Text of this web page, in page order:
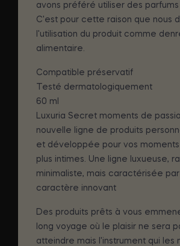
avons préféré utiliser des parfums
C'est pour cette raison que nous
l'utilisation du produit comme
alimentaire.
Compatible préservatif
Testé dermatologiquement
60 ml
Luxuria Secret moments de
nouvelle ligne de produits
et développée pour vos moments
plus intimes. Une ligne luxueuse,
minimaliste, mais caractérisée
caractère innovant
Des produits prêts à vous
long voyage où le plaisir ne sera
atteindre mais l'instrument qui les